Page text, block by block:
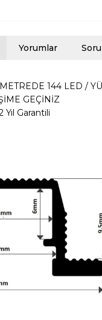
Yorumlar
144 LED /
GEÇİNİZ
Garantili